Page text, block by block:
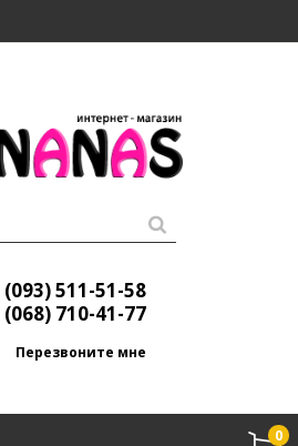
(093) 511-51-58
(068) 710-41-77
Перезвоните мне
0